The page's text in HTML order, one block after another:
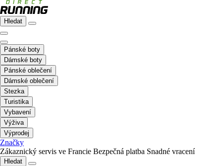
Hledat
Pánské boty
Dámské boty
Pánské oblečení
Dámské oblečení
Stezka
Turistika
Vybavení
Výživa
Výprodej
Značky
Zákaznický servis ve Francie Bezpečná platba Snadné vracení
Hledat